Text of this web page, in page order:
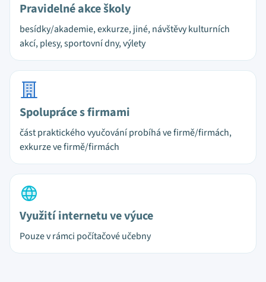
Pravidelné akce školy
besídky/akademie, exkurze, jiné, návštěvy kulturních
akcí, plesy, sportovní dny, výlety
Spolupráce s firmami
část praktického vyučování probíhá ve firmě/firmách,
exkurze ve firmě/firmách
Využití internetu ve výuce
Pouze v rámci počítačové učebny